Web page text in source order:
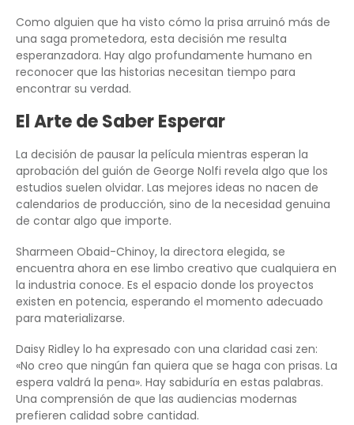
Como alguien que ha visto cómo la prisa arruinó más de
una saga prometedora, esta decisión me resulta
esperanzadora. Hay algo profundamente humano en
reconocer que las historias necesitan tiempo para
encontrar su verdad.
El Arte de Saber Esperar
La decisión de pausar la película mientras esperan la
aprobación del guión de George Nolfi revela algo que los
estudios suelen olvidar. Las mejores ideas no nacen de
calendarios de producción, sino de la necesidad genuina
de contar algo que importe.
Sharmeen Obaid-Chinoy, la directora elegida, se
encuentra ahora en ese limbo creativo que cualquiera en
la industria conoce. Es el espacio donde los proyectos
existen en potencia, esperando el momento adecuado
para materializarse.
Daisy Ridley lo ha expresado con una claridad casi zen:
«No creo que ningún fan quiera que se haga con prisas. La
espera valdrá la pena». Hay sabiduría en estas palabras.
Una comprensión de que las audiencias modernas
prefieren calidad sobre cantidad.